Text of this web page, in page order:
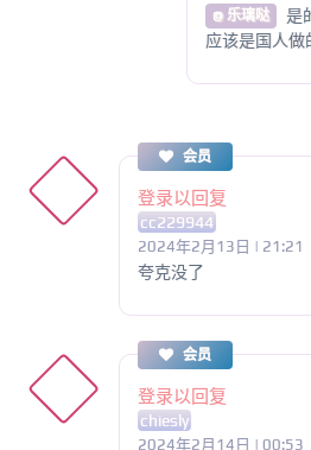
@ 乐璃哒
是
应该是国人做
会员
登录以回复
cc229944
2024年2月13日 | 21:21
夸克没了
会员
登录以回复
chiesly
2024年2月14日 | 00:53